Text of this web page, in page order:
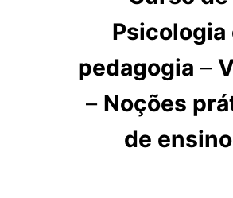
Psicologia
pedagogia –
– Noções
de ensino